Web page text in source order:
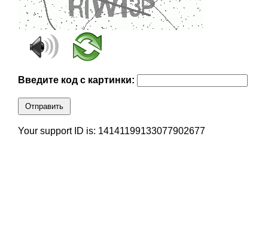
Введите код с картинки:
Отправить
Your support ID is: 14141199133077902677